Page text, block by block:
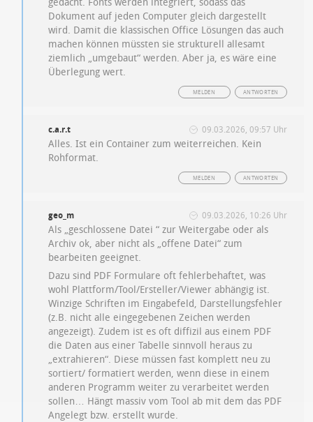
Dokument auf jeden Computer gleich dargestellt
wird. Damit die klassischen Office Lösungen das auch
machen können müssten sie strukturell allesamt
ziemlich „umgebaut“ werden. Aber ja, es wäre eine
Überlegung wert.
ANTWORTEN
MELDEN
c.a.r.t 09.03.2026, 09:57 Uhr
Alles. Ist ein Container zum weiterreichen. Kein
Rohformat.
ANTWORTEN
MELDEN
geo_m 09.03.2026, 10:26 Uhr
Als „geschlossene Datei “ zur Weitergabe oder als
Archiv ok, aber nicht als „offene Datei“ zum
bearbeiten geeignet.
Dazu sind PDF Formulare oft fehlerbehaftet, was
wohl Plattform/Tool/Ersteller/Viewer abhängig ist.
Winzige Schriften im Eingabefeld, Darstellungsfehler
(z.B. nicht alle eingegebenen Zeichen werden
angezeigt). Zudem ist es oft diffizil aus einem PDF
die Daten aus einer Tabelle sinnvoll heraus zu
„extrahieren“. Diese müssen fast komplett neu zu
sortiert/ formatiert werden, wenn diese in einem
anderen Programm weiter zu verarbeitet werden
sollen… Hängt massiv vom Tool ab mit dem das PDF
Angelegt bzw. erstellt wurde.